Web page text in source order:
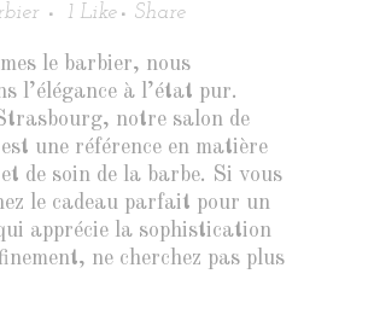
1 Like Share
le barbier, nous
l’élégance à l’état pur.
notre salon de
une référence en matière
de soin de la barbe. Si vous
le cadeau parfait pour un
apprécie la sophistication
ne cherchez pas plus